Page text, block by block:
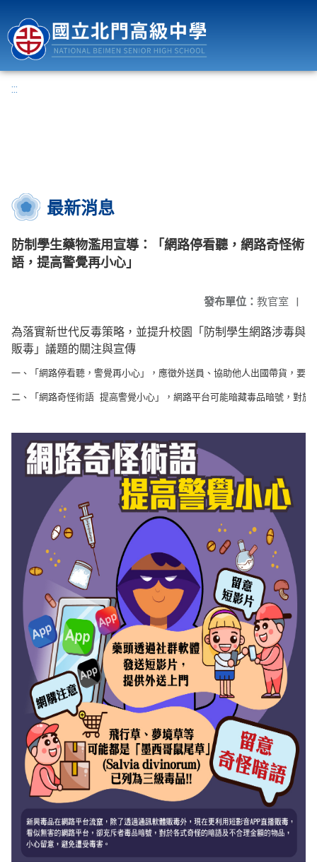
:::
最新消息
防制學生藥物濫用宣導：「網路停看聽，網路奇怪術
語，提高警覺再小心」
發布單位： 教官室 |
為落實新世代反毒策略，並提升校園「防制學生網路涉毒與
販毒」議題的關注與宣傳
一、「網路停看聽，警覺再小心」，應徵外送員、協助他人出國帶貨，要